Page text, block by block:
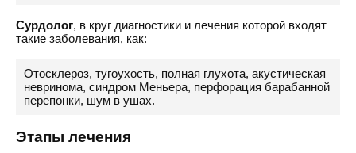
Сурдолог, в круг диагностики и лечения которой входят
такие заболевания, как:
Отосклероз, тугоухость, полная глухота, акустическая
невринома, синдром Меньера, перфорация барабанной
перепонки, шум в ушах.
Этапы лечения